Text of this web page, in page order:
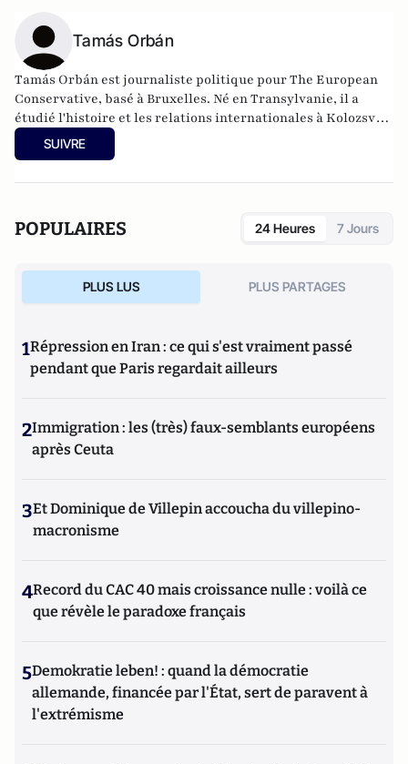
Tamás Orbán
Tamás Orbán est journaliste politique pour The European
Conservative, basé à Bruxelles. Né en Transylvanie, il a
étudié l'histoire et les relations internationales à Kolozsvár
et a travaillé pour plusieurs instituts de recherche politique
à Budapest. Ses intérêts incluent l'actualité, les mouvements
SUIVRE
POPULAIRES 24 Heures 7 Jours
PLUS LUS PLUS PARTAGES
1Répression en Iran : ce qui s'est vraiment passé
pendant que Paris regardait ailleurs
2Immigration : les (très) faux-semblants européens
après Ceuta
3Et Dominique de Villepin accoucha du villepino-
macronisme
4Record du CAC 40 mais croissance nulle : voilà ce
que révèle le paradoxe français
5Demokratie leben! : quand la démocratie
allemande, financée par l'État, sert de paravent à
l'extrémisme